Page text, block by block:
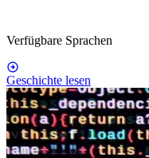
Verfügbare Sprachen
Geschichte lesen